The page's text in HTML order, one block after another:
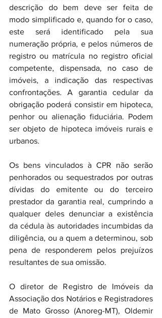
descrição do bem deve ser feita de
modo simplificado e, quando for o caso,
este será identificado pela sua
numeração própria, e pelos números de
registro ou matrícula no registro oficial
competente, dispensada, no caso de
imóveis, a indicação das respectivas
confrontações. A garantia cedular da
obrigação poderá consistir em hipoteca,
penhor ou alienação fiduciária. Podem
ser objeto de hipoteca imóveis rurais e
urbanos.
Os bens vinculados à CPR não serão
penhorados ou sequestrados por outras
dívidas do emitente ou do terceiro
prestador da garantia real, cumprindo a
qualquer deles denunciar a existência
da cédula às autoridades incumbidas da
diligência, ou a quem a determinou, sob
pena de responderem pelos prejuízos
resultantes de sua omissão.
O diretor de Registro de Imóveis da
Associação dos Notários e Registradores
de Mato Grosso (Anoreg-MT), Oldemir